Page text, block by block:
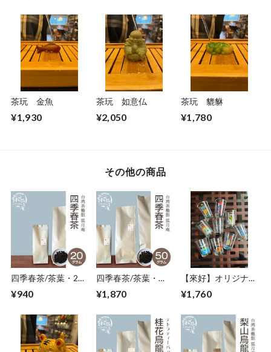
茶玩 金魚
¥1,930
茶玩 如意仏
¥2,050
茶玩 貔貅
¥1,780
その他の商品
四季春茶/茶葉・20
¥940
四季春茶/茶葉・５0
¥1,870
【來好】オリジナル
¥1,760